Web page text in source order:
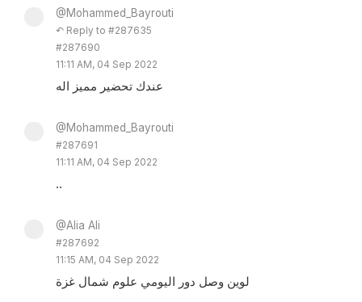
@Mohammed_Bayrouti
↶ Reply to #287635
#287690
11:11 AM, 04 Sep 2022
عندك تحضير مميز اله
@Mohammed_Bayrouti
#287691
11:11 AM, 04 Sep 2022
..
@Alia Ali
#287692
11:15 AM, 04 Sep 2022
لوين وصل دور اليومي علوم شمال غزة